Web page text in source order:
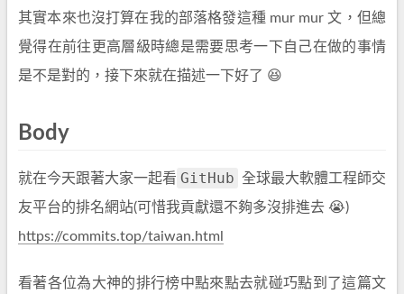
其實本來也沒打算在我的部落格發這種 mur mur 文，但總
覺得在前往更高層級時總是需要思考一下自己在做的事情
是不是對的，接下來就在描述一下好了 😆
Body
就在今天跟著大家一起看 GitHub 全球最大軟體工程師交
友平台的排名網站(可惜我貢獻還不夠多沒排進去 😭)
https://commits.top/taiwan.html
看著各位為大神的排行榜中點來點去就碰巧點到了這篇文